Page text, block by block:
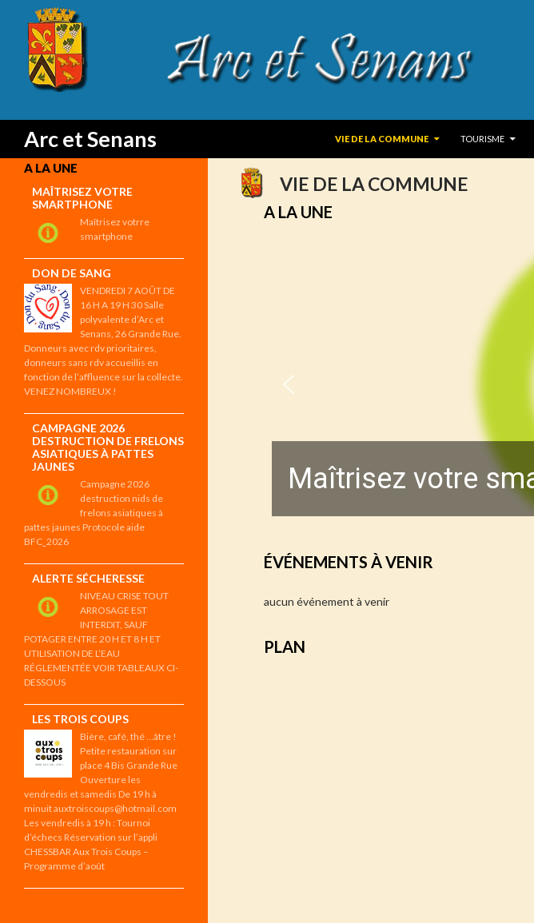
Arc et Senans
Search
VIE DE LA COMMUNE
TOURISME
VIE DE LA COMMUNE
A LA UNE
Maîtrisez votre
ÉVÉNEMENTS À VENIR
aucun événement à venir
PLAN
A LA UNE
MAÎTRISEZ VOTRE
SMARTPHONE
Maîtrisez votrre
smartphone
DON DE SANG
VENDREDI 7 AOÛT DE
16 H A 19 H 30 Salle
polyvalente d’Arc et
Senans, 26 Grande Rue.
Donneurs avec rdv prioritaires,
donneurs sans rdv accueillis en
fonction de l’affluence sur la collecte.
VENEZ NOMBREUX !
CAMPAGNE 2026
DESTRUCTION DE FRELONS
ASIATIQUES À PATTES
JAUNES
Campagne 2026
destruction nids de
frelons asiatiques à
pattes jaunes Protocole aide
BFC_2026
ALERTE SÉCHERESSE
NIVEAU CRISE TOUT
ARROSAGE EST
INTERDIT, SAUF
POTAGER ENTRE 20 H ET 8 H ET
UTILISATION DE L’EAU
RÉGLEMENTÉE VOIR TABLEAUX CI-
DESSOUS
LES TROIS COUPS
Bière, café, thé …âtre !
Petite restauration sur
place 4 Bis Grande Rue
Ouverture les
vendredis et samedis De 19 h à
minuit auxtroiscoups@hotmail.com
Les vendredis à 19 h : Tournoi
d’échecs Réservation sur l’appli
CHESSBAR Aux Trois Coups –
Programme d’août